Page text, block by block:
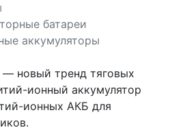
батареи
аккумуляторы
— новый тренд тяговых
ионный аккумулятор
ионных АКБ для